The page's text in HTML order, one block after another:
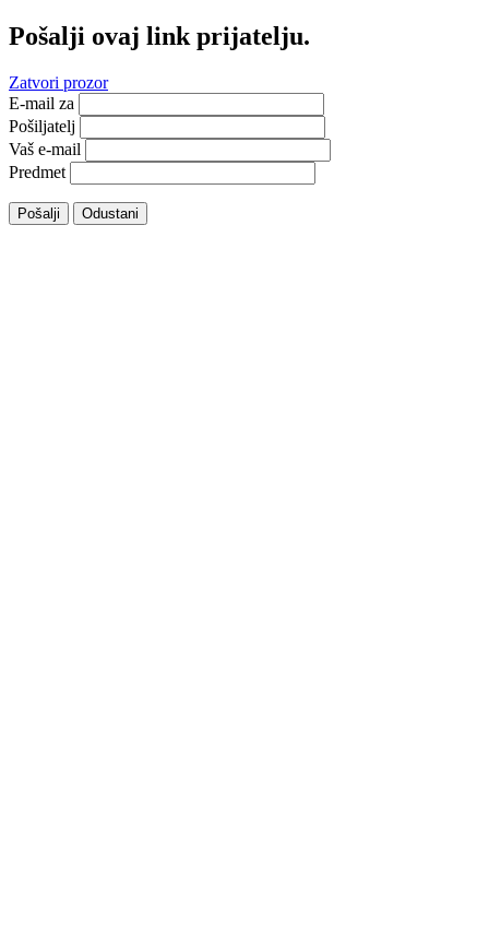
Pošalji ovaj link prijatelju.
Zatvori prozor
E-mail za
Pošiljatelj
Vaš e-mail
Predmet
Pošalji Odustani